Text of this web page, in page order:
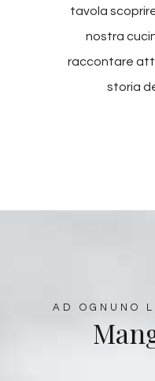
tavola
nostra
raccontare
storia
AD OGNUNO